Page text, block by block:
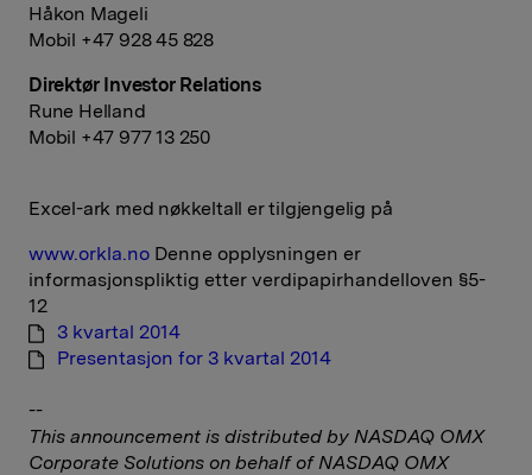
Håkon Mageli
Mobil +47 928 45 828
Direktør Investor Relations
Rune Helland
Mobil +47 977 13 250
Excel-ark med nøkkeltall er tilgjengelig på
www.orkla.no Denne opplysningen er
informasjonspliktig etter verdipapirhandelloven §5-
12
3 kvartal 2014
Presentasjon for 3 kvartal 2014
--
This announcement is distributed by NASDAQ OMX
Corporate Solutions on behalf of NASDAQ OMX